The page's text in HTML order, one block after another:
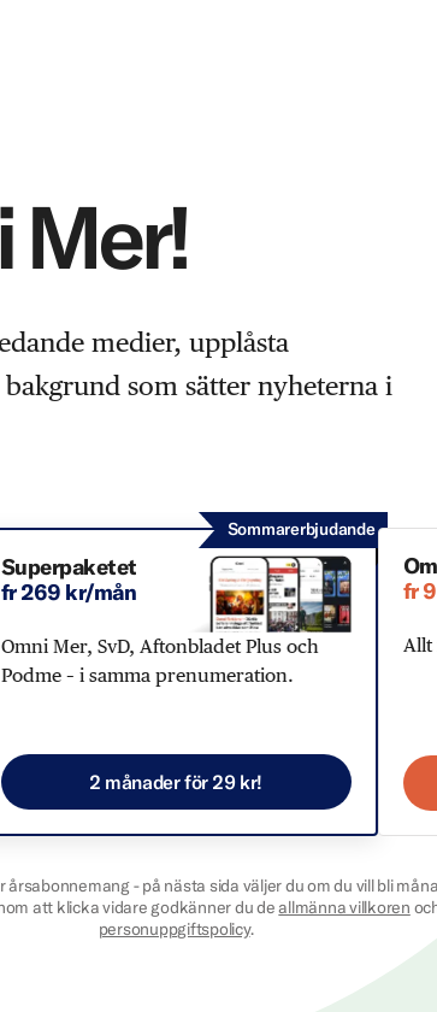
Mer!
medier, upplåsta
som sätter nyheterna i
Sommarerbjudande
Superpaketet
fr 269 kr/mån
Omni Mer, SvD, Aftonbladet Plus och
Podme – i samma prenumeration.
2 månader för 29 kr!
fr
Allt
årsabonnemang - på nästa sida väljer du om du vill bli
att klicka vidare godkänner du deallmänna villkoren
personuppgiftspolicy.